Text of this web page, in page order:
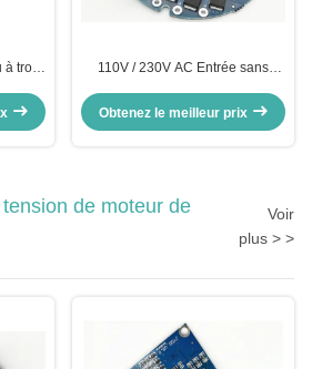
à trois
110V / 230V AC Entrée sans
Contrôleur du moteur Pour le
ventilateur de refroidissement
Obtenez le meilleur prix
de moteur de
Voir
plus > >